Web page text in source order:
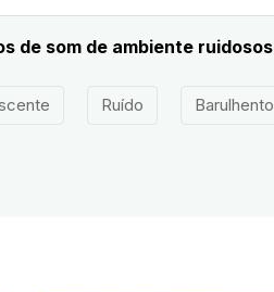
de som de ambiente ruidosos
Ruído Barulhento